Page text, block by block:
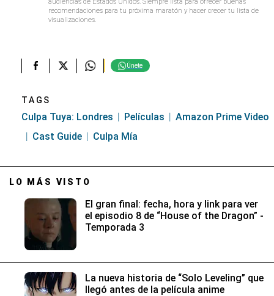
recomendaciones para tu próxima maratón y hacer crecer tu lista de
visualizaciones.
Únete
TAGS
Culpa Tuya: Londres Películas
Amazon Prime Video
Cast Guide
Culpa Mía
LO MÁS VISTO
El gran final: fecha, hora y link para ver
el episodio 8 de “House of the Dragon” -
Temporada 3
La nueva historia de “Solo Leveling” que
llegó antes de la película anime